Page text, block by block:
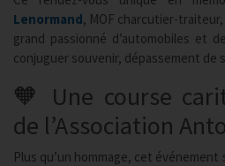
Lenormand, MOF charcutier-
grand passionné d’automobiles et
conjuguer souvenir, dépassement de
🧡 Une course
de l’Association
Plus qu’un hommage, cet événement